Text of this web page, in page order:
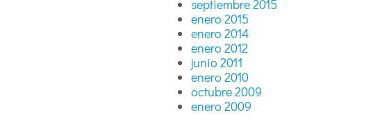
septiembre 2015
enero 2015
enero 2014
enero 2012
junio 2011
enero 2010
octubre 2009
enero 2009